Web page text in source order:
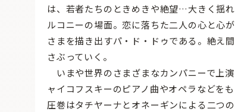
は、若者たちのときめきや絶望…大きく揺
ルコニーの場面。恋に落ちた二人の心と心
さまを描き出すパ・ド・ドゥである。絶え
さぶっていく。
いまや世界のさまざまなカンパニーで上
ャイコフスキーのピアノ曲やオペラなどを
圧巻はタチヤーナとオネーギンによる二つ